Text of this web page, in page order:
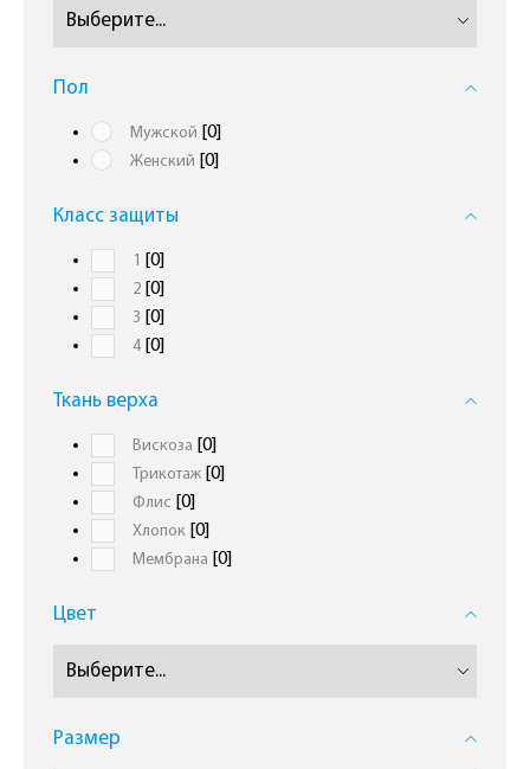
Пол
Мужской [0]
Женский [0]
Класс защиты
1 [0]
2 [0]
3 [0]
4[0]
Ткань верха
Вискоза [0]
Трикотаж [0]
Флиc [0]
Хлопок [0]
Мембрана [0]
Цвет
Размер